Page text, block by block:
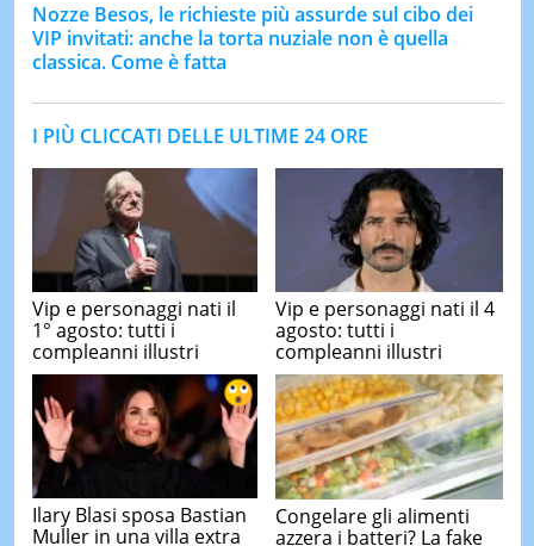
Nozze Besos, le richieste più assurde sul cibo dei
VIP invitati: anche la torta nuziale non è quella
classica. Come è fatta
I PIÙ CLICCATI DELLE ULTIME 24 ORE
Vip e personaggi nati il
1° agosto: tutti i
compleanni illustri
Vip e personaggi nati il 4
agosto: tutti i
compleanni illustri
Ilary Blasi sposa Bastian
Muller in una villa extra
Congelare gli alimenti
azzera i batteri? La fake